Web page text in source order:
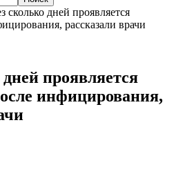
сколько дней проявляется
рассказали врачи
проявляется
инфицирования,